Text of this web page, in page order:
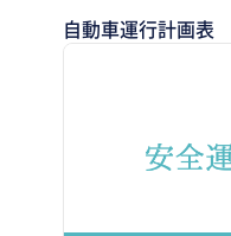
自動車運行計画表